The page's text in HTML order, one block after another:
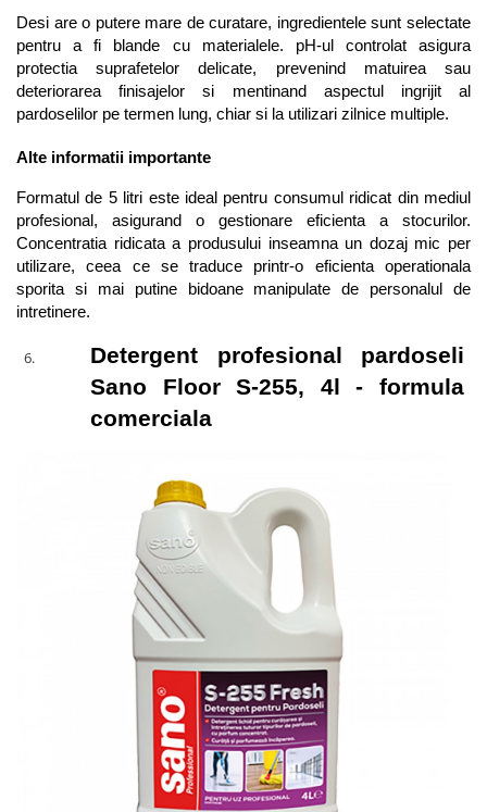
Desi are o putere mare de curatare, ingredientele sunt selectate
pentru a fi blande cu materialele. pH-ul controlat asigura
protectia suprafetelor delicate, prevenind matuirea sau
deteriorarea finisajelor si mentinand aspectul ingrijit al
pardoselilor pe termen lung, chiar si la utilizari zilnice multiple.
Alte informatii importante
Formatul de 5 litri este ideal pentru consumul ridicat din mediul
profesional, asigurand o gestionare eficienta a stocurilor.
Concentratia ridicata a produsului inseamna un dozaj mic per
utilizare, ceea ce se traduce printr-o eficienta operationala
sporita si mai putine bidoane manipulate de personalul de
intretinere.
Detergent profesional pardoseli
Sano Floor S-255, 4l - formula
comerciala